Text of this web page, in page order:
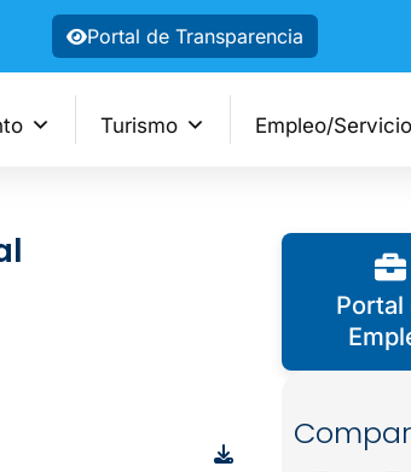
Portal de Transparencia
Turismo Empleo/
Portal